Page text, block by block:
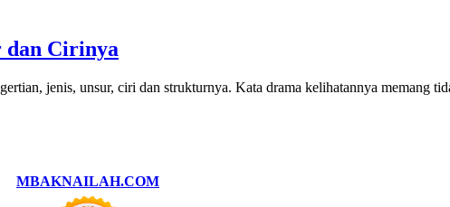
dan Cirinya
jenis, unsur, ciri dan strukturnya. Kata drama kelihatannya memang
MBAKNAILAH.COM